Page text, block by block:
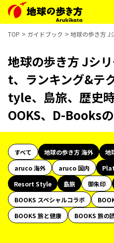
TOP ガイドブック 地球の歩き方 J
地球の歩き方 Jシ
t、ランキング&テ
tyle、島旅、歴史
OOKS、D-Books
すべて 地球の歩き方 海外
地
aruco 海外
aruco 国内 Plat
Resort Style
島旅 御朱印
BOOKS スペシャルコラボ
BOOKS 旅と健康
BOOKS 旅の